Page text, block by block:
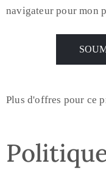
navigateur pour mon
Plus d'offres pour ce